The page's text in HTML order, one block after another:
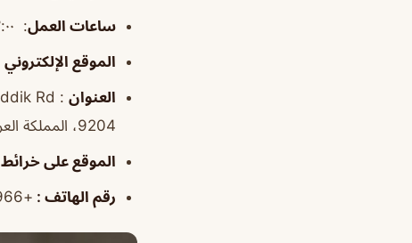
ساعات العمل:
الموقع الإلكتروني
العنوان
9204، المملكة العربية السعودية
الموقع على خرائط
رقم الهاتف :
+966 56 066 9920